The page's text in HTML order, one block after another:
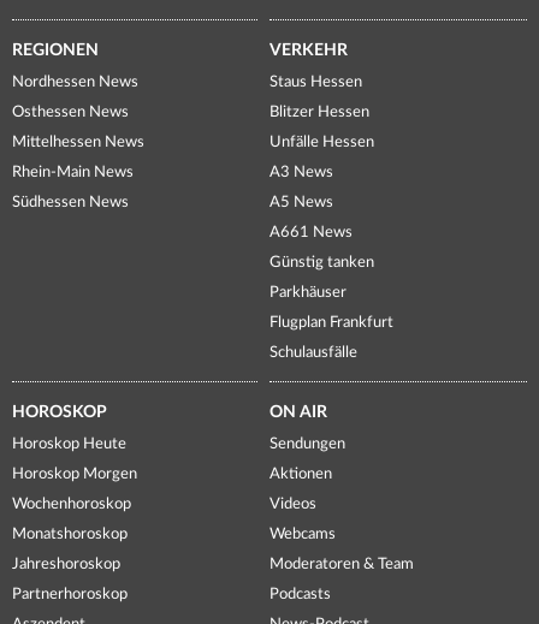
REGIONEN
Nordhessen News
Osthessen News
Mittelhessen News
Rhein-Main News
Südhessen News
VERKEHR
Staus Hessen
Blitzer Hessen
Unfälle Hessen
A3 News
A5 News
A661 News
Günstig tanken
Parkhäuser
Flugplan Frankfurt
Schulausfälle
HOROSKOP
Horoskop Heute
Horoskop Morgen
Wochenhoroskop
Monatshoroskop
Jahreshoroskop
Partnerhoroskop
ON AIR
Sendungen
Aktionen
Videos
Webcams
Moderatoren & Team
Podcasts